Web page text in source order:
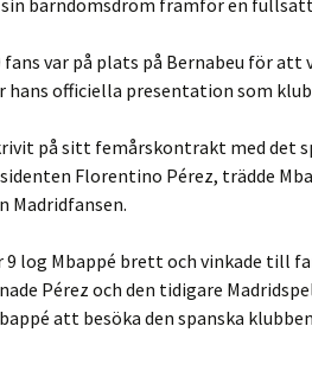
barndomsdröm framför en
fans var på plats på Bernabeu för
hans officiella presentation som
på sitt femårskontrakt med det
Florentino Pérez, trädde
Madridfansen.
log Mbappé brett och vinkade till
Pérez och den tidigare
att besöka den spanska